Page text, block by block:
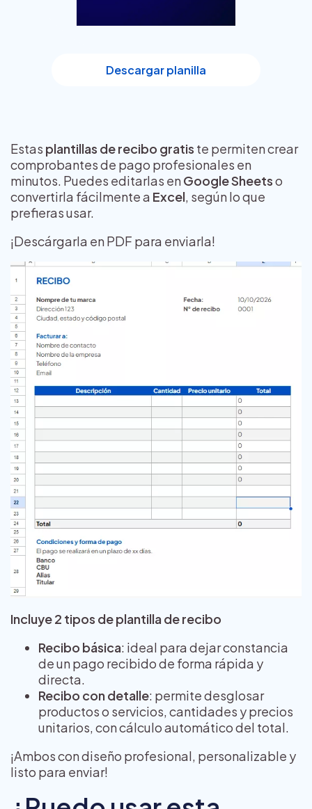
Descargar planilla
Estas plantillas de recibo gratis te permiten crear
comprobantes de pago profesionales en
minutos. Puedes editarlas enGoogle Sheetso
convertirla fácilmente a Excel, según lo que
prefieras usar.
¡Descárgarla en PDF para enviarla!
Incluye 2 tipos de plantilla de recibo
Recibo básica: ideal para dejar constancia
de un pago recibido de forma rápida y
directa.
Recibo con detalle: permite desglosar
productos o servicios, cantidades y precios
unitarios, con cálculo automático del total.
¡Ambos con diseño profesional, personalizable y
listo para enviar!